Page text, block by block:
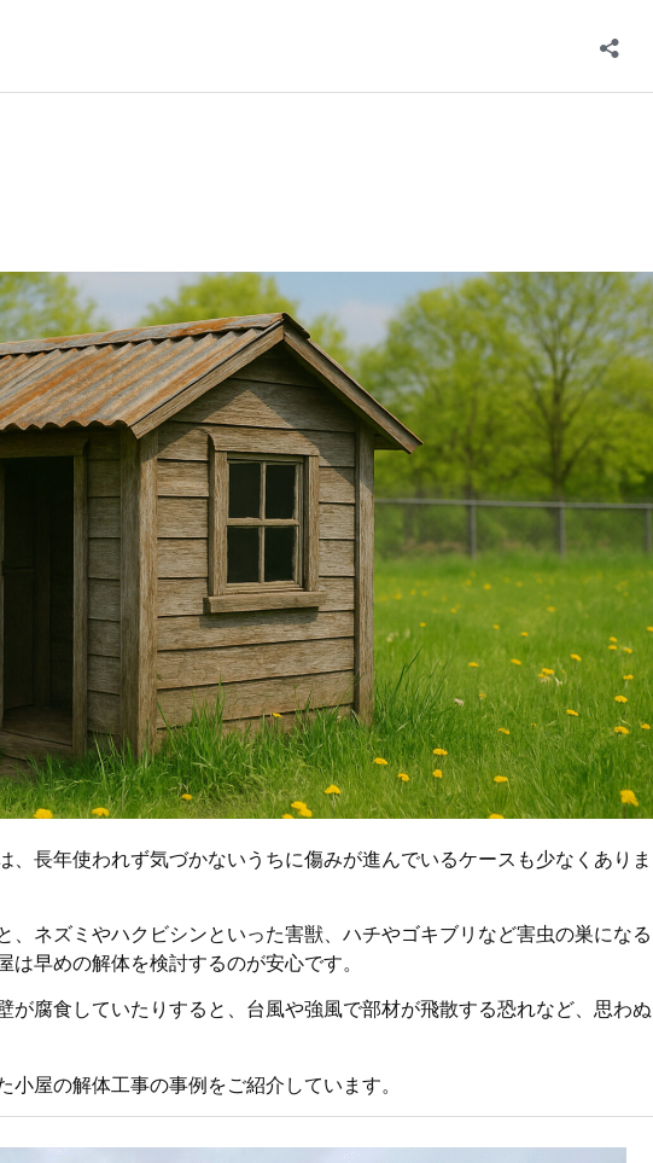
、長年使われず気づかないうちに傷みが進んでいるケースも少なくありま
、ネズミやハクビシンといった害獣、ハチやゴキブリなど害虫の巣になる
早めの解体を検討するのが安心です。
が腐食していたりすると、台風や強風で部材が飛散する恐れなど、思わぬ
屋の解体工事の事例をご紹介しています。